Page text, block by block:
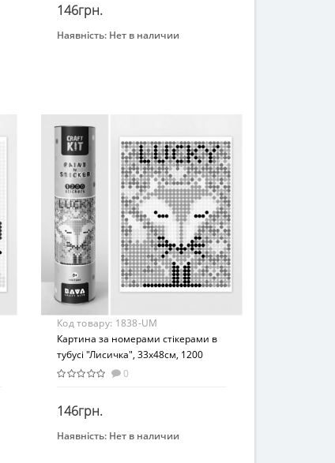
146грн.
Закінчився
Наявність: Нет в наличии
Возраст
От 8 лет
Материал
Картон
Код товару: 1838-UM
Картина за номерами стікерами в
тубусі "Лисичка", 33х48см, 1200
стікерів. 18380
146грн.
Закінчився
Наявність: Нет в наличии